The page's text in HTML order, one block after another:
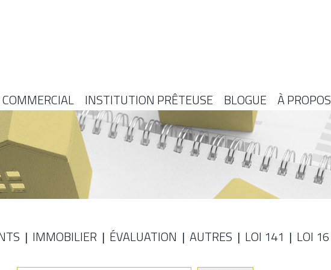
COMMERCIAL INSTITUTION PRÊTEUSE BLOGUE À PROPOS
IMMOBILIER ÉVALUATION AUTRES LOI 141 LOI 16